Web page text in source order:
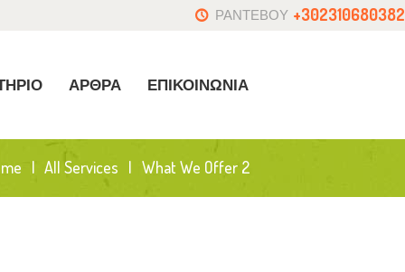
ΡΑΝΤΕΒΟΥ +302310680382
ΑΡΘΡΑ ΕΠΙΚΟΙΝΩΝΙΑ
All Services What We Offer 2